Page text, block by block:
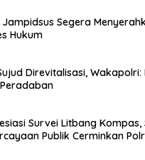
Jampidsus Segera
Hukum
Direvitalisasi, Wakapolri:
Survei Litbang Kompas,
Publik Cerminkan